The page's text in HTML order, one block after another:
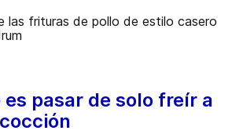
es pasar de solo freír a